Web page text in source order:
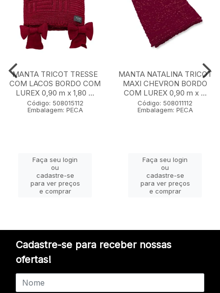
MANTA TRICOT TRESSE
COM LACOS BORDO COM
LUREX 0,90 m x 1,80 ...
Código: 508015112
Embalagem: PECA
Faça seu login
ou
cadastre-se
para ver preços
e comprar
MANTA NATALINA TRICOT
MAXI CHEVRON BORDO
COM LUREX 0,90 m x ...
Código: 508011112
Embalagem: PECA
Faça seu login
ou
cadastre-se
para ver preços
e comprar
Cadastre-se para receber nossas
ofertas!